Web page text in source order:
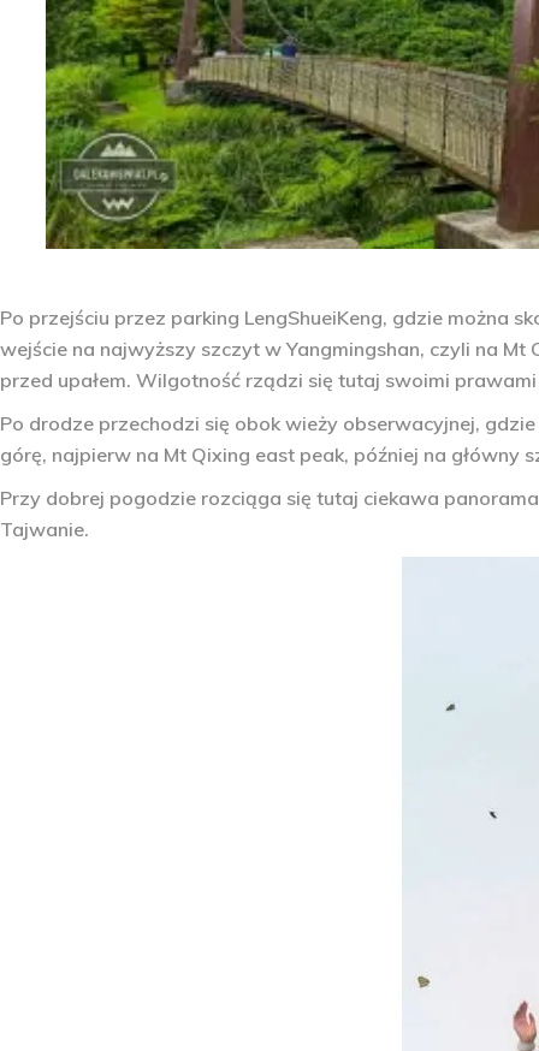
Po przejściu przez parking LengShueiKeng, gdzie można
wejście na najwyższy szczyt w Yangmingshan, czyli na
przed upałem. Wilgotność rządzi się tutaj swoimi
Po drodze przechodzi się obok wieży obserwacyjnej,
górę, najpierw na Mt Qixing east peak, później na główny
Przy dobrej pogodzie rozciąga się tutaj ciekawa
Tajwanie.